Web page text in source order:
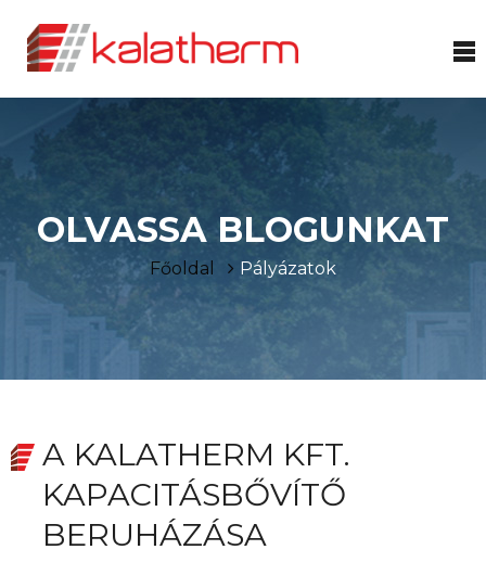
OLVASSA BLOGUNKAT
Főoldal Pályázatok
A KALATHERM KFT.
KAPACITÁSBŐVÍTŐ
BERUHÁZÁSA